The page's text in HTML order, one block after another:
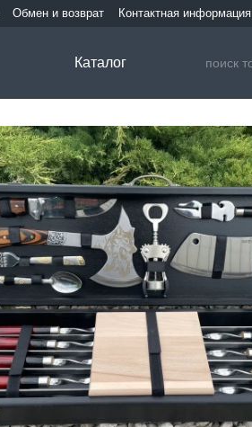
Обмен и возврат Контактная информация
Каталог